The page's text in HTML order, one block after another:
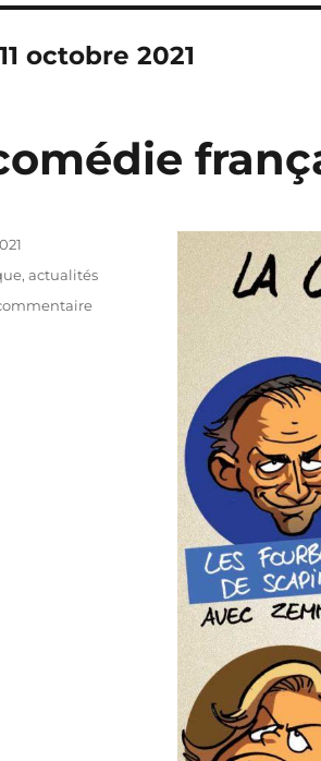
11 octobre 2021
actualités
sur